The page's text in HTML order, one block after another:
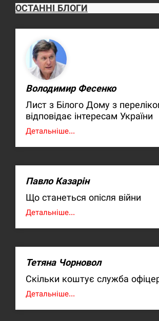
ОСТАННІ БЛОГИ
Володимир Фесенко
Лист з Білого Дому з
відповідає інтересам України
Детальніше...
Павло Казарін
Що станеться опісля війни
Детальніше...
Тетяна Чорновол
Скільки коштує служба
Детальніше...